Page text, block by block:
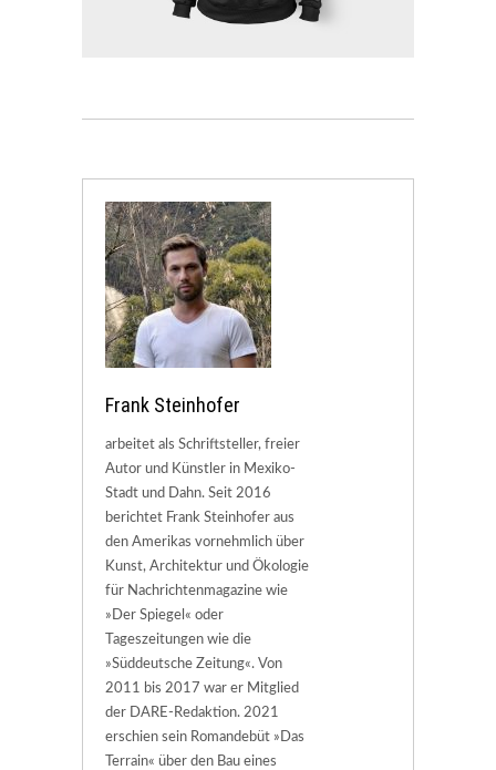
Frank Steinhofer
arbeitet als Schriftsteller, freier
Autor und Künstler in Mexiko-
Stadt und Dahn. Seit 2016
berichtet Frank Steinhofer aus
den Amerikas vornehmlich über
Kunst, Architektur und Ökologie
für Nachrichtenmagazine wie
»Der Spiegel« oder
Tageszeitungen wie die
»Süddeutsche Zeitung«. Von
2011 bis 2017 war er Mitglied
der DARE-Redaktion. 2021
erschien sein Romandebüt »Das
Terrain« über den Bau eines